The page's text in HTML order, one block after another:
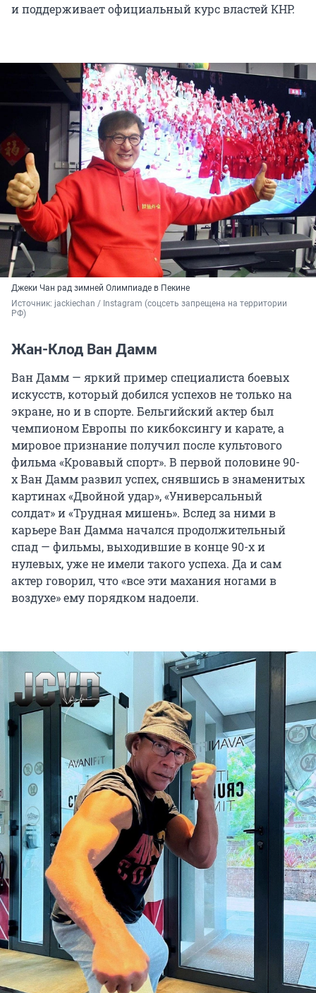
и поддерживает официальный курс властей КНР.
Джеки Чан рад зимней Олимпиаде в Пекине
Источник: jackiechan / Instagram (соцсеть запрещена на территории
РФ)
Жан-Клод Ван Дамм
Ван Дамм — яркий пример специалиста боевых
искусств, который добился успехов не только на
экране, но и в спорте. Бельгийский актер был
чемпионом Европы по кикбоксингу и карате, а
мировое признание получил после культового
фильма «Кровавый спорт». В первой половине 90-
х Ван Дамм развил успех, снявшись в знаменитых
картинах «Двойной удар», «Универсальный
солдат» и «Трудная мишень». Вслед за ними в
карьере Ван Дамма начался продолжительный
спад — фильмы, выходившие в конце 90-х и
нулевых, уже не имели такого успеха. Да и сам
актер говорил, что «все эти махания ногами в
воздухе» ему порядком надоели.